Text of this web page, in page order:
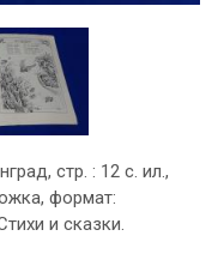
стр. : 12 с. ил.,
формат:
и сказки.